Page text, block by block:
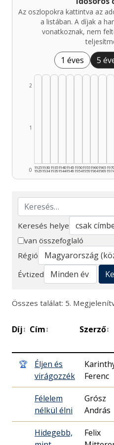
Az oszlopokra kattintva az
a listában. A díjak a
vonatkoznak, nem
1 éves 5
0
1
2
1925
1929
1930
1934
1935
1939
1940
1944
1945
1949
1950
1954
1955
1959
1960
1964
1965
1969
1970
1974
Keresés
Keresés helye
van összefoglaló
Régió
Évtized
Összes találat: 5.
Díj↕ Cím↕ Szerző↕
🏆
Éljen és
virágozzék
Ferenc
Félelem
nélkül élni
Grósz
András
Hidegebb,
Felix